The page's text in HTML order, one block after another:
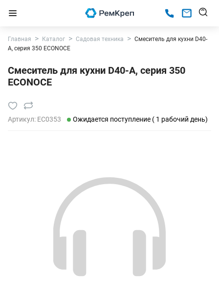
Главная Каталог Садовая техника
Смеситель для кухни D40-
A, серия 350 ECONOCE
Смеситель для кухни D40-A, серия 350
ECONOCE
Артикул: EC0353 Ожидается поступление ( 1 рабочий день)